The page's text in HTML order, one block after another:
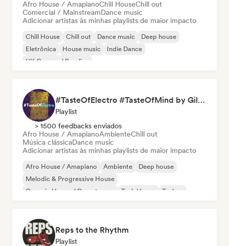
Afro House / AmapianoChill HouseChill out
Comercial / MainstreamDance music
Adicionar artistas às minhas playlists de maior impacto
Chill House Chill out Dance music
Deep house
Eletrônica
House music
Indie Dance
UK Garage / Bassline
#TasteOfElectro #TasteOfMind by Gilles Bernies
Playlist
> 1500 feedbacks enviados
Afro House / AmapianoAmbienteChill out
Música clássicaDance music
Adicionar artistas às minhas playlists de maior impacto
Afro House / Amapiano Ambiente
Deep house
Melodic & Progressive House
Organic House / Downtempo
Tech House
Techno
Reps to the Rhythm
Playlist